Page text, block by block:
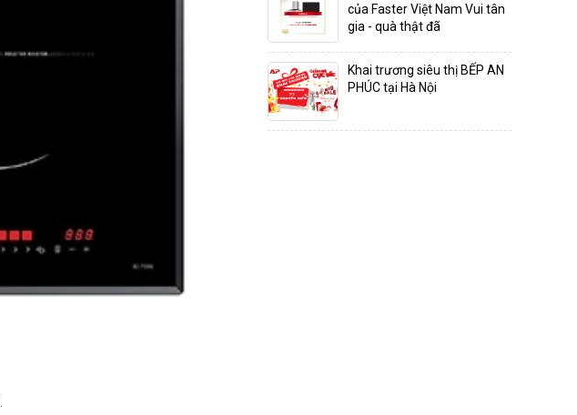
của Faster Việt Nam Vui tân
gia - quà thật đã
Khai trương siêu thị BẾP AN
PHÚC tại Hà Nội